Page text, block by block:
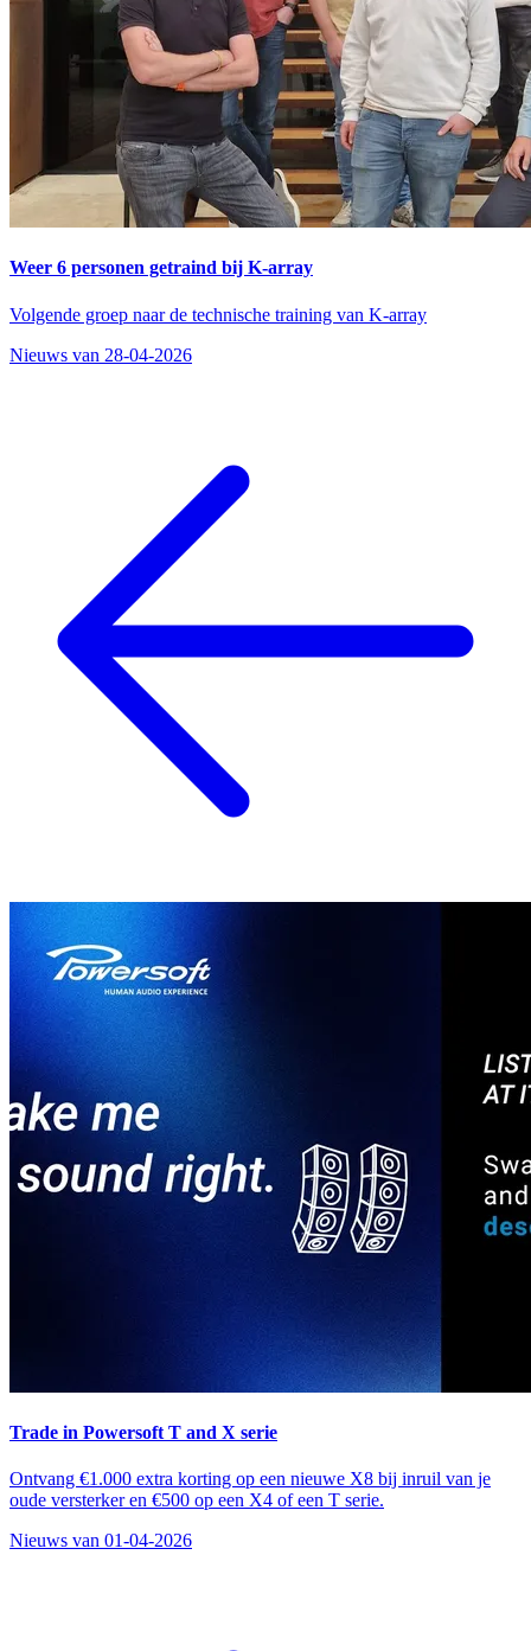
Weer 6 personen getraind bij K-array
Volgende groep naar de technische training van K-array
Nieuws van 28-04-2026
Trade in Powersoft T and X serie
Ontvang €1.000 extra korting op een nieuwe X8 bij inruil van je
oude versterker en €500 op een X4 of een T serie.
Nieuws van 01-04-2026